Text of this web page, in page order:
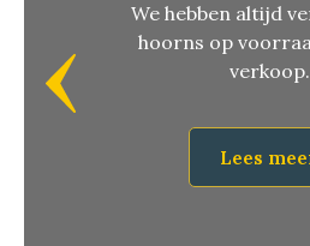
We hebben altijd
hoorns op
verkoop.
Lees